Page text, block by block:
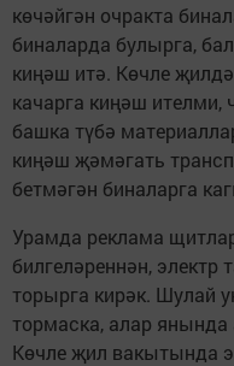
көчәйгән очракта
биналарда булырга,
киңәш итә. Көчле
качарга киңәш
башка түбә
киңәш җәмәгать
бетмәгән биналарга
Урамда реклама
билгеләреннән,
торырга кирәк. Шулай
тормаска, алар янында
Көчле җил вакытында